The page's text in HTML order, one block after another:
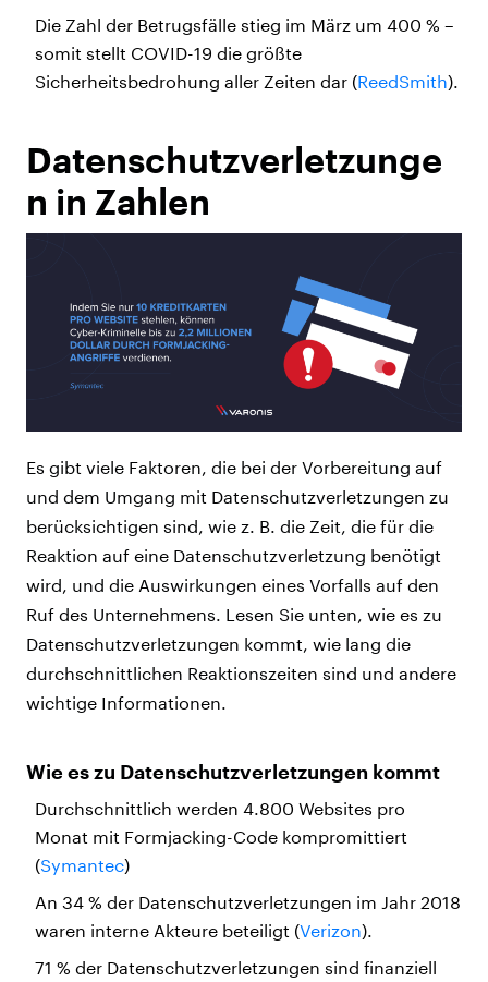
Die Zahl der Betrugsfälle stieg im März um 400 % –
somit stellt COVID-19 die größte
Sicherheitsbedrohung aller Zeiten dar (ReedSmith).
Datenschutzverletzunge
n in Zahlen
Es gibt viele Faktoren, die bei der Vorbereitung auf
und dem Umgang mit Datenschutzverletzungen zu
berücksichtigen sind, wie z. B. die Zeit, die für die
Reaktion auf eine Datenschutzverletzung benötigt
wird, und die Auswirkungen eines Vorfalls auf den
Ruf des Unternehmens. Lesen Sie unten, wie es zu
Datenschutzverletzungen kommt, wie lang die
durchschnittlichen Reaktionszeiten sind und andere
wichtige Informationen.
Wie es zu Datenschutzverletzungen kommt
Durchschnittlich werden 4.800 Websites pro
Monat mit Formjacking-Code kompromittiert
(Symantec)
An 34 % der Datenschutzverletzungen im Jahr 2018
waren interne Akteure beteiligt (Verizon).
71 % der Datenschutzverletzungen sind finanziell